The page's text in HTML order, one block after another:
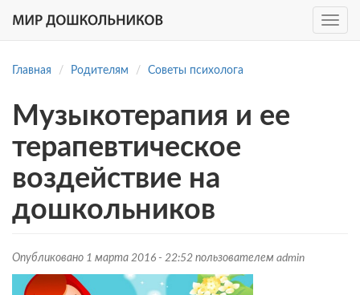
Toggle
Главная Родителям Советы психолога
Музыкотерапия и ее
терапевтическое
воздействие на
дошкольников
Опубликовано 1 марта 2016 - 22:52 пользователем admin